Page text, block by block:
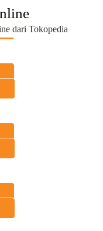
dari Tokopedia